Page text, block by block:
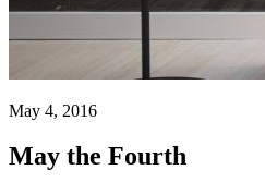
May 4, 2016
May the Fourth